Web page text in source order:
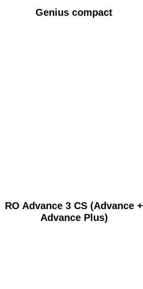
Genius compact
RO Advance 3 CS (Advance +
Advance Plus)